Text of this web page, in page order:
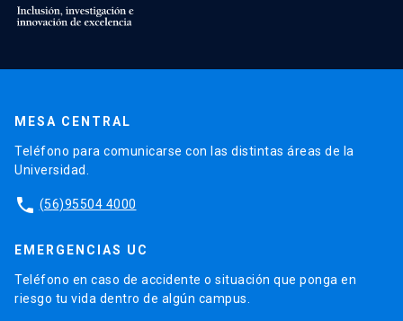
MESA CENTRAL
Teléfono para comunicarse con las distintas áreas de la
Universidad.
phone (56)95504 4000
EMERGENCIAS UC
Teléfono en caso de accidente o situación que ponga en
riesgo tu vida dentro de algún campus.